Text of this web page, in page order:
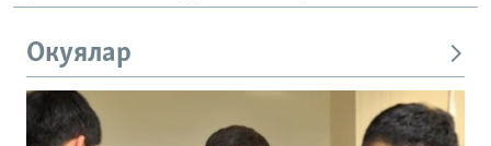
Окуялар